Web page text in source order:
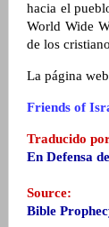
hacia el
World Wide
de los
La página
Friends of
Traducido
En Defensa
Source:
Bible